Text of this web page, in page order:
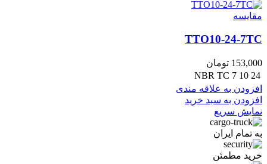
مقايسه
TTO10-24-7TC
153,000 تومان
24
10
7
TC
NBR
افزودن به علاقه مندی
افزودن به سبد خرید
نمایش سریع
به تمام ایران
خرید مطمئن